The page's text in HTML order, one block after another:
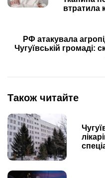
втратила
РФ атакувала
Чугуївській громаді:
Також читайте